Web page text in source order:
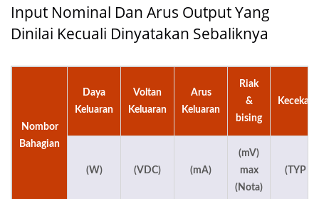
Input Nominal Dan Arus Output Yang
Dinilai Kecuali Dinyatakan Sebaliknya
Nombor
Bahagian
Daya
Keluaran
Voltan
Keluaran
Arus
Keluaran
Riak
&
bising
(W) (VDC) (mA)
(mV)
max
(Nota)
(TYP %)